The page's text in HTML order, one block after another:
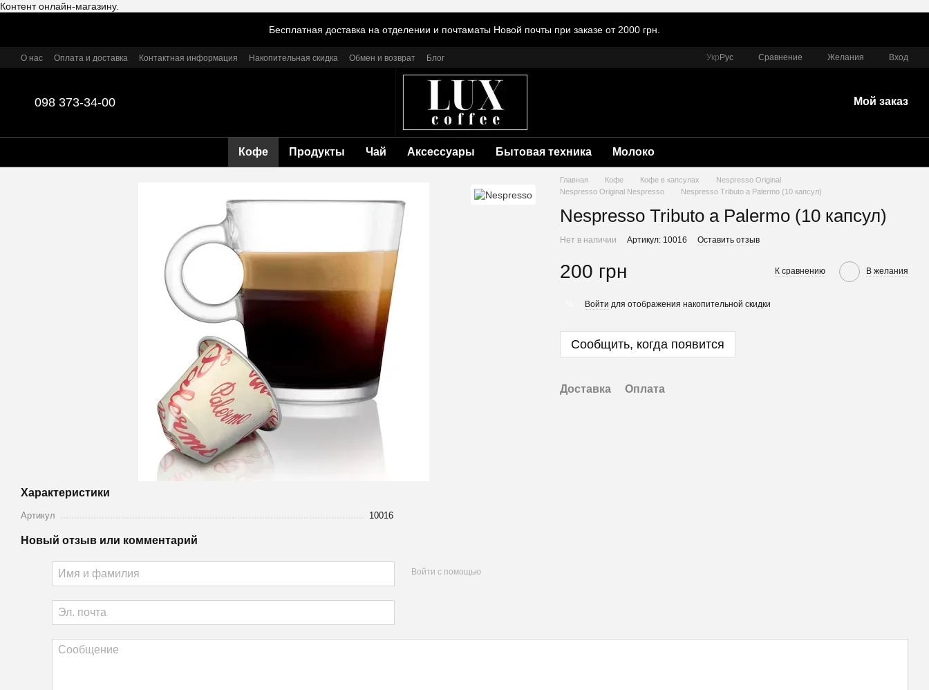
Контент онлайн-магазину.
Бесплатная доставка на отделении и почтаматы Новой почты при заказе от 2000 грн.
О нас Оплата и доставка Контактная информация Накопительная скидка Обмен и возврат Блог Укр Рус Сравнение Желания Вход
098 373-34-00 Мой заказ
Кофе Продукты Чай Аксессуары Бытовая техника Молоко
Характеристики
Артикул 10016
Главная Кофе Кофе в капсулах
Nespresso Original
Nespresso Original Nespresso
Nespresso Tributo a Palermo (10 капсул)
Nespresso Tributo a Palermo (10 капсул)
Нет в наличии Артикул: 10016 Оставить отзыв
200 грн К сравнению В желания
Войти для отображения накопительной скидки
Сообщить, когда появится
Доставка Оплата
Новый отзыв или комментарий
Войти с помощью